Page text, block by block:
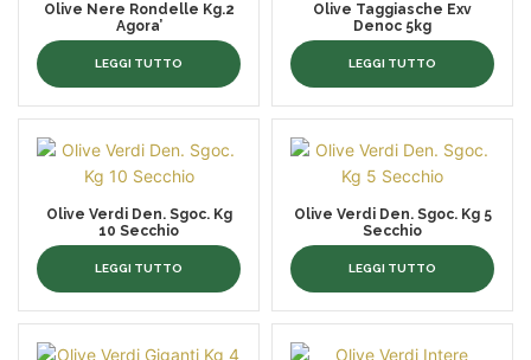
Olive Nere Rondelle Kg.2
Agora’
LEGGI TUTTO
Olive Taggiasche Exv
Denoc 5kg
LEGGI TUTTO
Olive Verdi Den. Sgoc. Kg
10 Secchio
LEGGI TUTTO
Olive Verdi Den. Sgoc. Kg 5
Secchio
LEGGI TUTTO